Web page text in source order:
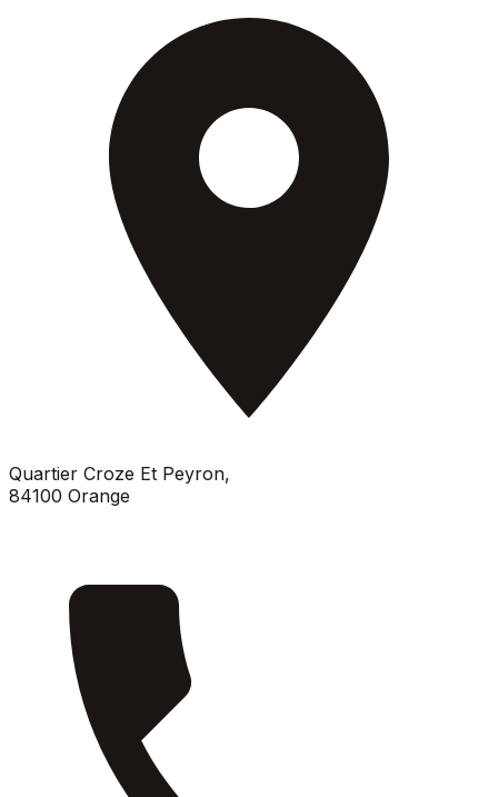
Quartier Croze Et Peyron,
84100 Orange